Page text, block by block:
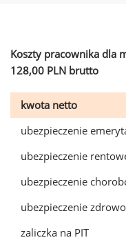
Koszty pracownika dla
128,00 PLN brutto
kwota netto
ubezpieczenie
ubezpieczenie
ubezpieczenie
ubezpieczenie
zaliczka na PIT